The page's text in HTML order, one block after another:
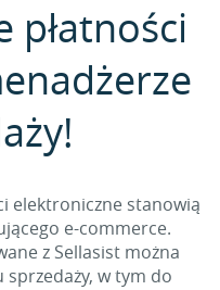
płatności
elektroniczne stanowią
e-commerce.
z Sellasist można
sprzedaży, w tym do